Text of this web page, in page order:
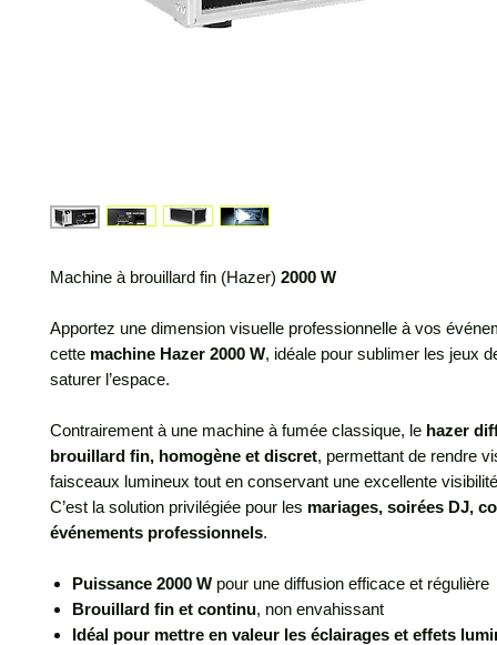
Machine à brouillard fin (Hazer) 2000 W
Apportez une dimension visuelle professionnelle à vos
cette machine Hazer 2000 W, idéale pour sublimer les jeux
saturer l’espace.
Contrairement à une machine à fumée classique, le hazer
brouillard fin, homogène et discret, permettant de rendre
faisceaux lumineux tout en conservant une excellente
C’est la solution privilégiée pour les mariages, soirées DJ,
événements professionnels.
Puissance 2000 W pour une diffusion efficace et régulière
Brouillard fin et continu, non envahissant
Idéal pour mettre en valeur les éclairages et effets